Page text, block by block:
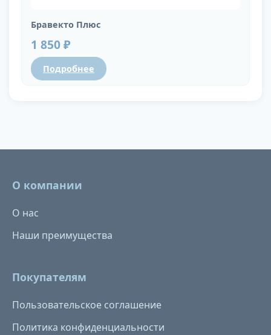
Бравекто Плюс
1 850 ₽
Подробнее
О компании
О нас
Наши преимущества
Покупателям
Пользовательское соглашение
Политика конфиденциальности